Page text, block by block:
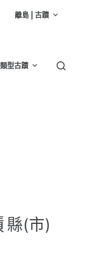
離島 | 古蹟
型古蹟
縣(市)